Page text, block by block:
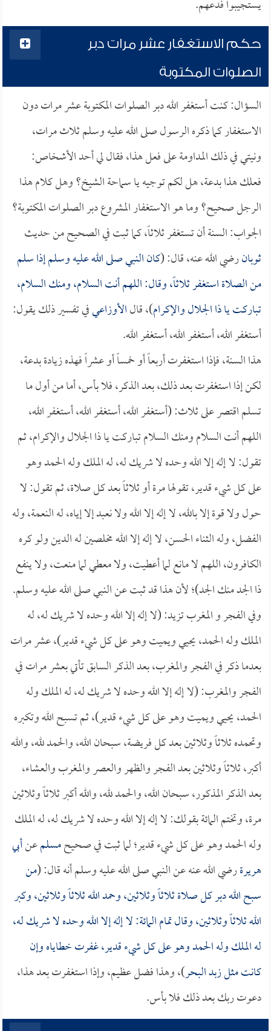
يستجيبوا فدعهم.
حكم الاستغفار عشر مرات دبر
الصلوات المكتوبة
السؤال: كنت أستغفر الله دبر الصلوات المكتوبة عشر مرات دون
الاستغفار كما ذكره الرسول صلى الله عليه وسلم ثلاث مرات،
ونيتي في ذلك المداومة على فعل هذا، فقال لي أحد الأشخاص:
فعلك هذا بدعة، هل لكم توجيه يا سماحة الشيخ؟ وهل كلام هذا
الرجل صحيح؟ وما هو الاستغفار المشروع دبر الصلوات المكتوبة؟
الجواب: السنة أن تستغفر ثلاثاً، كما ثبت في الصحيح من حديث
ثوبانرضي الله عنه، قال: (كان النبي صلى الله عليه وسلم إذا سلم
من الصلاة استغفر ثلاثاً، وقال: اللهم أنت السلام، ومنك السلام،
تباركت يا ذا الجلال والإكرام)، قالالأوزاعيفي تفسير ذلك يقول:
أستغفر الله، أستغفر الله، أستغفر الله.
هذا السنة، فإذا استغفرت أربعاً أو خمساً أو عشراً فهذه زيادة بدعة،
لكن إذا استغفرت بعد ذلك، بعد الذكر، فلا بأس، أما من أول ما
تسلم اقتصر على ثلاث: (أستغفر الله، أستغفر الله، أستغفر الله،
اللهم أنت السلام ومنك السلام تباركت يا ذا الجلال والإكرام، ثم
تقول: لا إله إلا الله وحده لا شريك له، له الملك وله الحمد وهو
على كل شيء قدير، تقولها مرة أو ثلاثاً بعد كل صلاة، ثم تقول: لا
حول ولا قوة إلا بالله، لا إله إلا الله ولا نعبد إلا إياه، له النعمة، وله
الفضل، وله الثناء الحسن، لا إله إلا الله مخلصين له الدين ولو كره
الكافرون، اللهم لا مانع لما أعطيت، ولا معطي لما منعت، ولا ينفع
ذا الجد منك الجد)؛ لأن هذا قد ثبت عن النبي صلى الله عليه وسلم.
وفي الفجر و المغرب تزيد: (لا إله إلا الله وحده لا شريك له، له
الملك وله الحمد، يحيي ويميت وهو على كل شيء قدير)، عشر مرات
بعدما ذكر في الفجر والمغرب، بعد الذكر السابق تأتي بعشر مرات في
الفجر والمغرب: (لا إله إلا الله وحده لا شريك له، له الملك وله
الحمد، يحيي ويميت وهو على كل شيء قدير)، ثم تسبح الله وتكبره
وتحمده ثلاثاً وثلاثين بعد كل فريضة، سبحان الله، والحمد لله، والله
أكبر، ثلاثاً وثلاثين بعد الفجر والظهر والعصر والمغرب والعشاء،
بعد الذكر المذكور، سبحان الله، والحمد لله، والله أكبر ثلاثاً وثلاثين
مرة، وتختم المائة بقولك: لا إله إلا الله وحده لا شريك له، له الملك
وله الحمد وهو على كل شيء قدير؛ لما ثبت في صحيحمسلمعنأبي
هريرةرضي الله عنه عن النبي صلى الله عليه وسلم أنه قال: (من
سبح الله دبر كل صلاة ثلاثاً وثلاثين، وحمد الله ثلاثاً وثلاثين، وكبر
الله ثلاثاً وثلاثين، وقال تمام المائة: لا إله إلا الله وحده لا شريك له،
له الملك وله الحمد وهو على كل شيء قدير، غفرت خطاياه وإن
كانت مثل زبد البحر)، وهذا فضل عظيم، وإذا استغفرت بعد هذا،
دعوت ربك بعد ذلك فلا بأس.